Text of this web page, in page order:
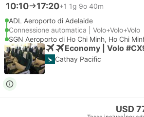
10:10 17:20+1 1g 9o 40m
ADL Aeroporto di Adelaide
Connessione automatica | Volo+Volo+Volo
SGN Aeroporto di Ho Chi Minh, Ho Chi
Economy | Volo
Cathay Pacific
USD